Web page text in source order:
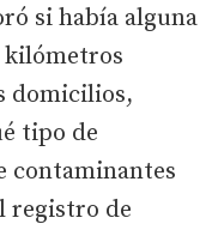
si había alguna
kilómetros
domicilios,
tipo de
contaminantes
registro de